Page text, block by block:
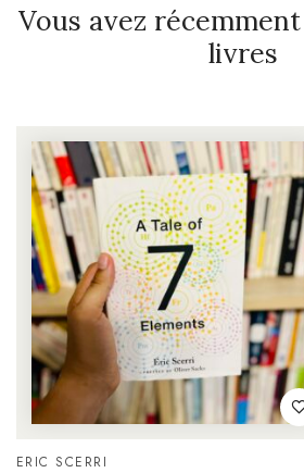
Vous avez
livres
ERIC SCERRI